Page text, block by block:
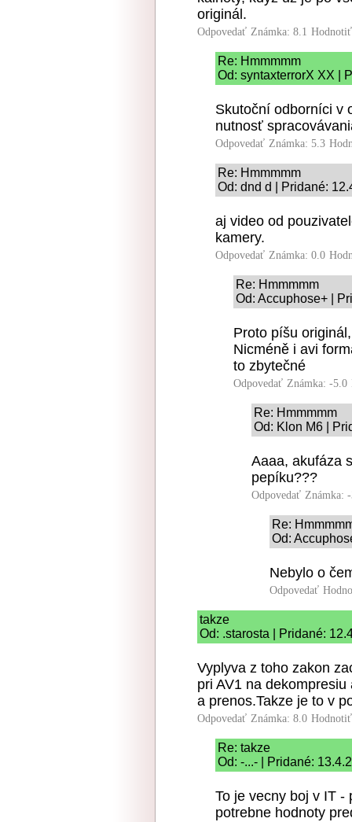
originál.
Odpovedať Známka: 8.1
Re: Hmmmmm
Od: syntaxterrorX XX |
Skutoční odborníci v
nutnosť
Odpovedať Známka: 5.3
Re: Hmmmmm
Od: dnd d | Pridané:
aj video od
kamery.
Odpovedať Známka: 0.0
Re: Hmmmmm
Od: Accuphose+ |
Proto píšu
Nicméně i avi
to zbytečné
Odpovedať Známka: -5.0
Re: Hmmmmm
Od: Klon M6 |
Aaaa, akufáza
pepíku???
Odpovedať Známka:
Re:
Od:
Nebylo o
Odpovedať
takze
Od: .starosta | Pridané:
Vyplyva z toho zakon
pri AV1 na
a prenos.Takze je to v
Odpovedať Známka: 8.0
Re: takze
Od: -...- | Pridané:
To je vecny boj v IT -
potrebne hodnoty